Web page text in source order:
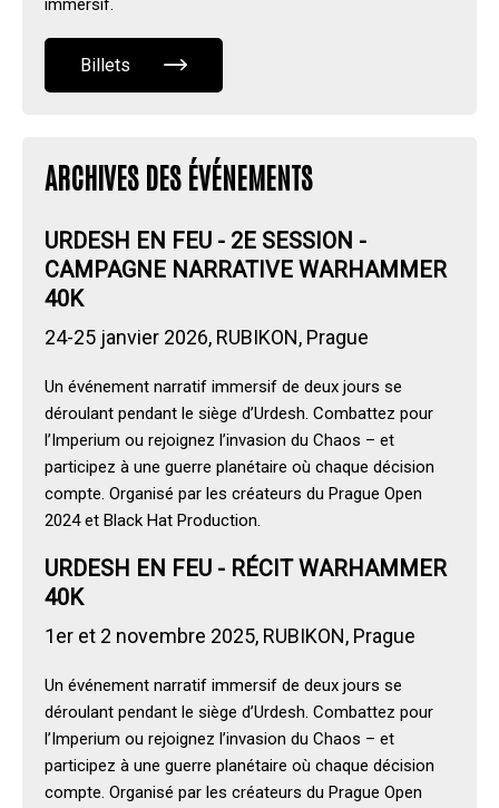
immersif.
Billets
ARCHIVES DES ÉVÉNEMENTS
URDESH EN FEU - 2E SESSION -
CAMPAGNE NARRATIVE WARHAMMER
40K
24-25 janvier 2026, RUBIKON, Prague
Un événement narratif immersif de deux jours se
déroulant pendant le siège d’Urdesh. Combattez pour
l’Imperium ou rejoignez l’invasion du Chaos – et
participez à une guerre planétaire où chaque décision
compte. Organisé par les créateurs du Prague Open
2024 et Black Hat Production.
URDESH EN FEU - RÉCIT WARHAMMER
40K
1er et 2 novembre 2025, RUBIKON, Prague
Un événement narratif immersif de deux jours se
déroulant pendant le siège d’Urdesh. Combattez pour
l’Imperium ou rejoignez l’invasion du Chaos – et
participez à une guerre planétaire où chaque décision
compte. Organisé par les créateurs du Prague Open